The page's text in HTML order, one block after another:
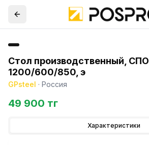
Стол производственный, СПО
1200/600/850, э
GPsteel · Россия
49 900 тг
Характеристики